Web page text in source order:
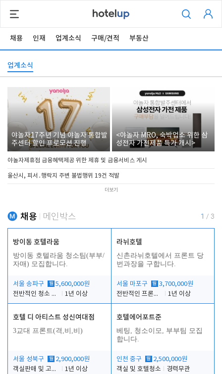
채용 인재 업계소식 구매/견적 부동산
업계소식
야놀자17주년 기념 야놀자 통합발
주센터 할인 프로모션 진행
<야놀자 MRO, 숙박업소 위한 삼
성전자 가전제품 특가 개시>
야놀자제휴점 금융혜택제공 위한 제휴 및 금융서비스 게시
울산시, 피서․행락지 주변 불법행위 19건 적발
더보기
채용 메인박스 1 / 3
방이동 호텔라움
방이동 호텔라움 청소팀(부부/
자매) 모집합니다.
서울 송파구 월 5,600,000원
전반적인 청소 업무(객실청소.객실정리)
1년 이상
라뉘호텔
신촌라뉘호텔에서 프론트 당
번과장을 구합니다.
서울 마포구 월 3,700,000원
전반적인 프론트 당번업무
1년 이상
호텔 디 아티스트 성신여대점
3교대 프론트(격,비,비)
서울 성북구 월 2,900,000원
객실판매 및 고객응대
1년 이상
호텔에어포트준
베팅, 청소이모, 부부팀 모집
합니다.
인천 중구 월 2,500,000원
객실 및 호텔청소
경력무관